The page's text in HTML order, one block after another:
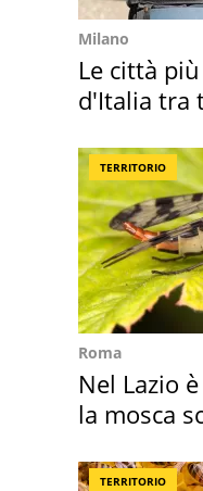
Milano
Le città
d'Italia tra
TERRITORIO
Roma
Nel Lazio
la mosca
TERRITORIO